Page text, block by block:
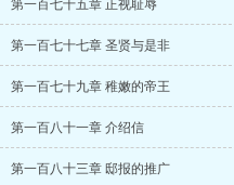
第一百七十五章 正视耻辱
第一百七十七章 圣贤与是非
第一百七十九章 稚嫩的帝王
第一百八十一章 介绍信
第一百八十三章 邸报的推广